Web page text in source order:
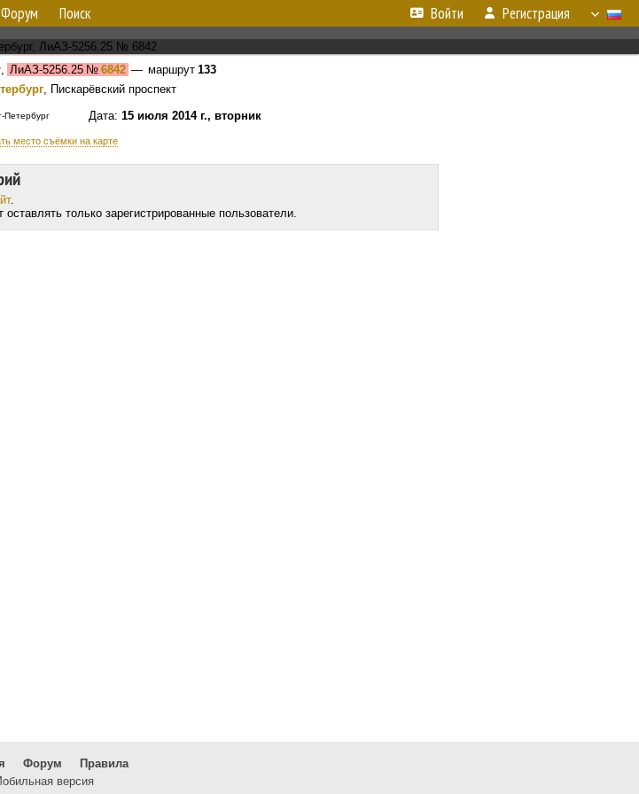
Форум Поиск Войти Регистрация
, ЛиАЗ-5256.25 № 6842 — маршрут 133
, Пискарёвский проспект
Петербург Дата: 15 июля 2014 г., вторник
место съёмки на карте
.
оставлять только зарегистрированные пользователи.
Форум
Правила
версия